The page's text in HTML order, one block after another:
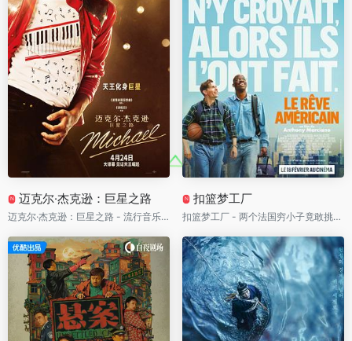
N 迈克尔·杰克逊：巨星之路
迈克尔·杰克逊：巨星之路 - 流行音乐之王震撼“复活”！亲侄子神还原传奇舞台，一代巨星如何征服全球终于被拍出来了
N 扣篮梦工厂
扣篮梦工厂 - 两个法国穷小子竟敢挑战NBA！从机场清洁工到造出篮球巨星，这场逆袭比电影还离谱